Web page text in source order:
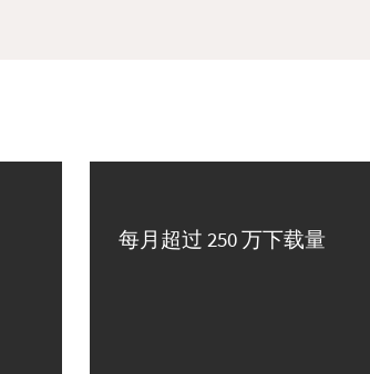
每月超过 250 万下载量